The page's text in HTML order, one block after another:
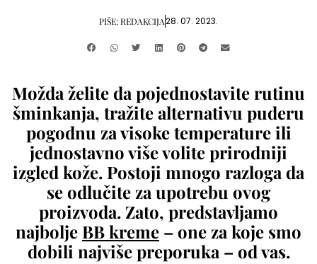
PIŠE:REDAKCIJA28. 07. 2023.
Možda želite da pojednostavite rutinu
šminkanja, tražite alternativu puderu
pogodnu za visoke temperature ili
jednostavno više volite prirodniji
izgled kože. Postoji mnogo razloga da
se odlučite za upotrebu ovog
proizvoda. Zato, predstavljamo
najbolje BB kreme – one za koje smo
dobili najviše preporuka – od vas.